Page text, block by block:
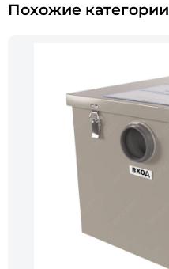
Похожие категории